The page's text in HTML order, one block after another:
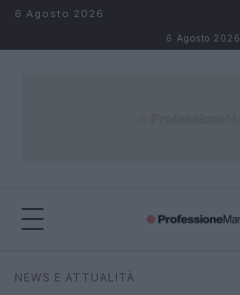
Salta al contenuto
6 Agosto 2026
6 Agosto 2026
Cerca
NEWS E ATTUALITÀ